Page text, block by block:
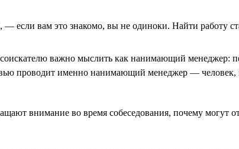
― если вам это знакомо, вы не одиноки. Найти работу
важно мыслить как нанимающий менеджер:
проводит именно нанимающий менеджер ― человек,
внимание во время собеседования, почему могут